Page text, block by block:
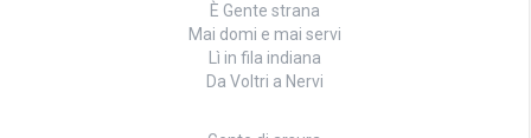
È Gente strana
Mai domi e mai servi
Lì in fila indiana
Da Voltri a Nervi